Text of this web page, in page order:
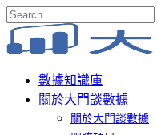
Skip
to
main
content
Close
Search
Menu
數據知識庫
關於大門談數據
關於大門談數據